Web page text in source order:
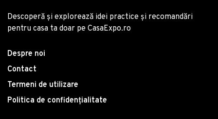
Descoperă și explorează idei practice și recomandări
pentru casa ta doar pe CasaExpo.ro
Despre noi
Contact
Termeni de utilizare
Politica de confidențialitate